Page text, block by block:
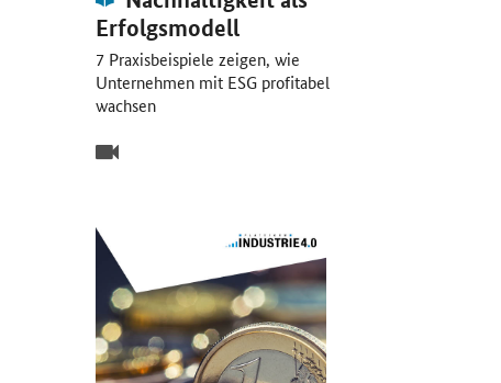
Erfolgsmodell
7 Praxisbeispiele zeigen, wie
Unternehmen mit ESG profitabel
wachsen
Video
Öffnet PDF "Der Monetäre Wertschöpfungsbeitrag von